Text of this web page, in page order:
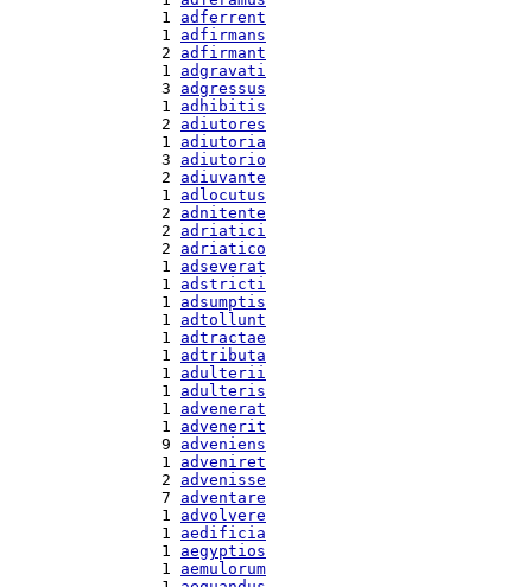
  1
adferrent
  1
adfirmans
  2
adfirmant
  1
adgravati
  3
adgressus
  1
adhibitis
  2
adiutores
  1
adiutoria
  3
adiutorio
  2
adiuvante
  1
adlocutus
  2
adnitente
  2
adriatici
  2
adriatico
  1
adseverat
  1
adstricti
  1
adsumptis
  1
adtollunt
  1
adtractae
  1
adtributa
  1
adulterii
  1
adulteris
  1
advenerat
  1
advenerit
  9
adveniens
  1
adveniret
  2
advenisse
  7
adventare
  1
advolvere
  1
aedificia
  1
aegyptios
  1
aemulorum